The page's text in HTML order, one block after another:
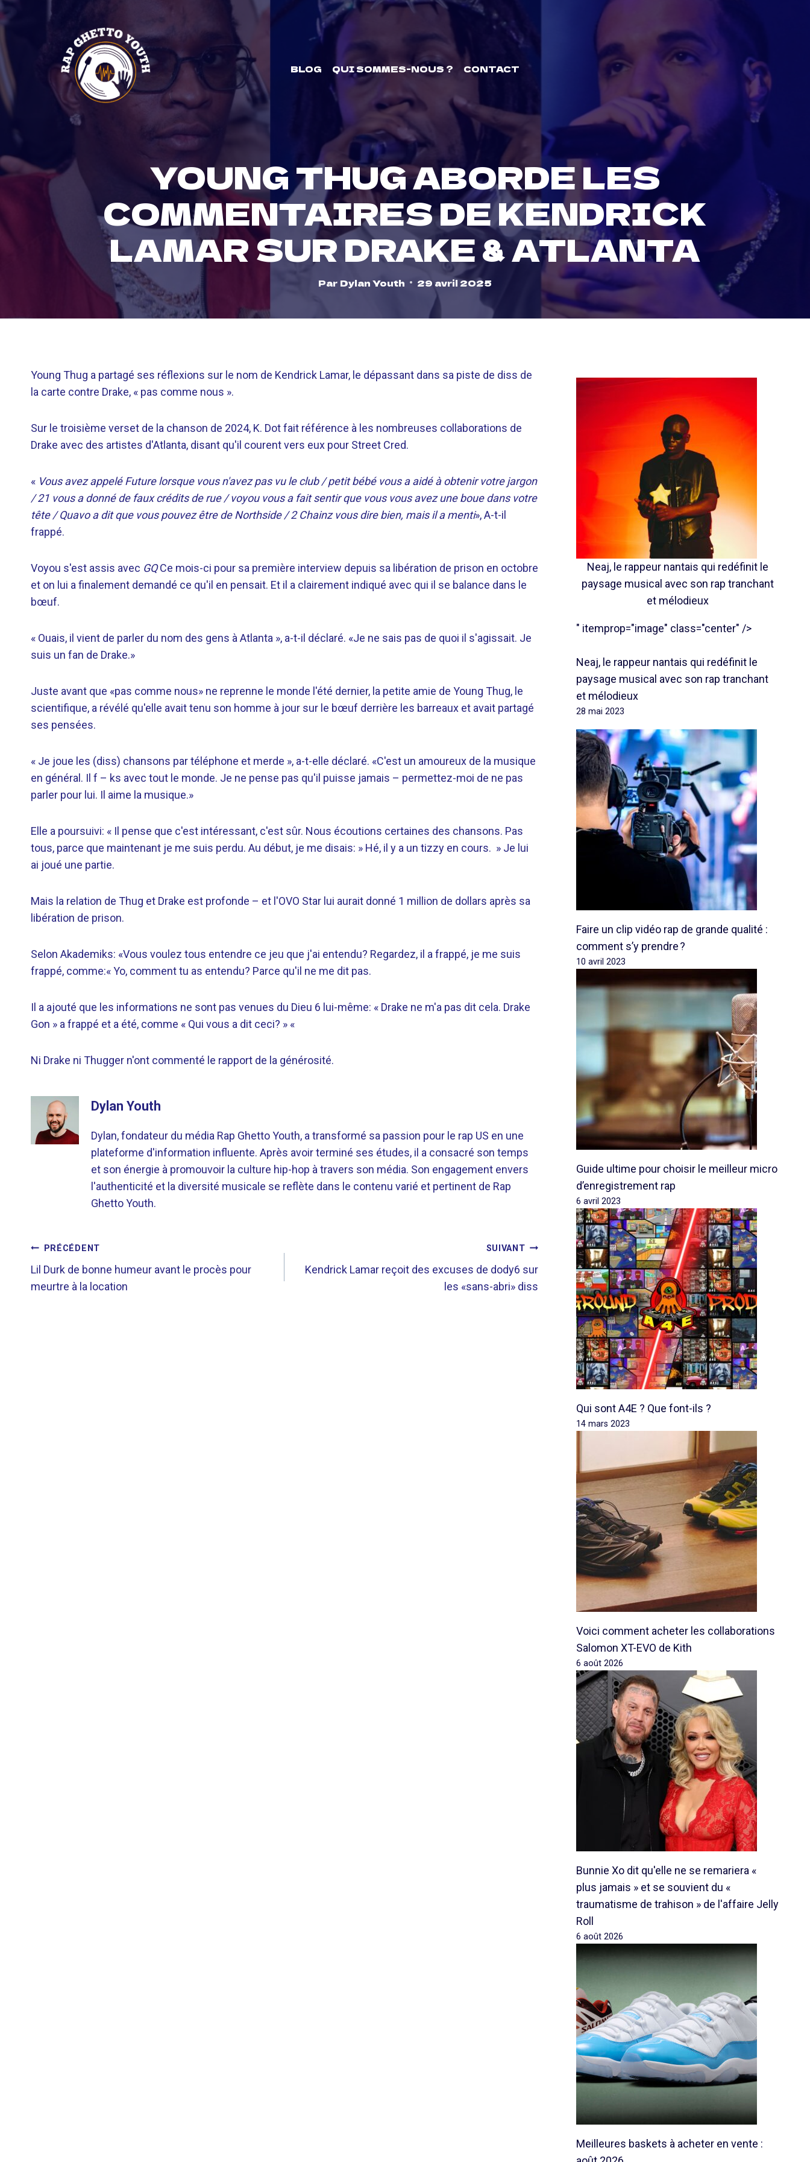
to
BLOG QUI SOMMES-NOUS ? CONTACT
YOUNG THUG ABORDE LES
COMMENTAIRES DE KENDRICK
LAMAR SUR DRAKE & ATLANTA
Par Dylan Youth 29 avril 2025
Young Thug a partagé ses réflexions sur le nom de Kendrick Lamar, le dépassant dans sa piste de diss de
la carte contre Drake, « pas comme nous ».
Sur le troisième verset de la chanson de 2024, K. Dot fait référence à les nombreuses collaborations de
Drake avec des artistes d'Atlanta, disant qu'il courent vers eux pour Street Cred.
« Vous avez appelé Future lorsque vous n'avez pas vu le club / petit bébé vous a aidé à obtenir votre jargon
/ 21 vous a donné de faux crédits de rue / voyou vous a fait sentir que vous vous avez une boue dans votre
tête / Quavo a dit que vous pouvez être de Northside / 2 Chainz vous dire bien, mais il a menti», A-t-il
frappé.
Voyou s'est assis avec GQCe mois-ci pour sa première interview depuis sa libération de prison en octobre
et on lui a finalement demandé ce qu'il en pensait. Et il a clairement indiqué avec qui il se balance dans le
bœuf.
« Ouais, il vient de parler du nom des gens à Atlanta », a-t-il déclaré. «Je ne sais pas de quoi il s'agissait. Je
suis un fan de Drake.»
Juste avant que «pas comme nous» ne reprenne le monde l'été dernier, la petite amie de Young Thug, le
scientifique, a révélé qu'elle avait tenu son homme à jour sur le bœuf derrière les barreaux et avait partagé
ses pensées.
« Je joue les (diss) chansons par téléphone et merde », a-t-elle déclaré. «C'est un amoureux de la musique
en général. Il f – ks avec tout le monde. Je ne pense pas qu'il puisse jamais – permettez-moi de ne pas
parler pour lui. Il aime la musique.»
Elle a poursuivi: « Il pense que c'est intéressant, c'est sûr. Nous écoutions certaines des chansons. Pas
tous, parce que maintenant je me suis perdu. Au début, je me disais: » Hé, il y a un tizzy en cours. » Je lui
ai joué une partie.
Mais la relation de Thug et Drake est profonde – et l'OVO Star lui aurait donné 1 million de dollars après sa
libération de prison.
Selon Akademiks: «Vous voulez tous entendre ce jeu que j'ai entendu? Regardez, il a frappé, je me suis
frappé, comme:« Yo, comment tu as entendu? Parce qu'il ne me dit pas.
Il a ajouté que les informations ne sont pas venues du Dieu 6 lui-même: « Drake ne m'a pas dit cela. Drake
Gon » a frappé et a été, comme « Qui vous a dit ceci? » «
Ni Drake ni Thugger n'ont commenté le rapport de la générosité.
Dylan Youth
Dylan, fondateur du média Rap Ghetto Youth, a transformé sa passion pour le rap US en une
plateforme d'information influente. Après avoir terminé ses études, il a consacré son temps
et son énergie à promouvoir la culture hip-hop à travers son média. Son engagement envers
l'authenticité et la diversité musicale se reflète dans le contenu varié et pertinent de Rap
Ghetto Youth.
NAVIGATION
DE
PRÉCÉDENT
Lil Durk de bonne humeur avant le procès pour
meurtre à la location
SUIVANT
Kendrick Lamar reçoit des excuses de dody6 sur
les «sans-abri» diss
Neaj, le rappeur nantais qui redéfinit le
paysage musical avec son rap tranchant
et mélodieux
" itemprop="image" class="center" />
Neaj, le rappeur nantais qui redéfinit le
paysage musical avec son rap tranchant
et mélodieux
28 mai 2023
Faire un clip vidéo rap de grande qualité :
comment s’y prendre ?
10 avril 2023
Guide ultime pour choisir le meilleur micro
d’enregistrement rap
6 avril 2023
Qui sont A4E ? Que font-ils ?
14 mars 2023
Voici comment acheter les collaborations
Salomon XT-EVO de Kith
6 août 2026
Bunnie Xo dit qu'elle ne se remariera «
plus jamais » et se souvient du «
traumatisme de trahison » de l'affaire Jelly
Roll
6 août 2026
Meilleures baskets à acheter en vente :